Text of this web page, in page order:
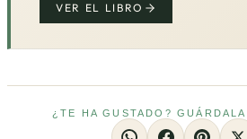
VER EL LIBRO
¿TE HA GUSTADO?